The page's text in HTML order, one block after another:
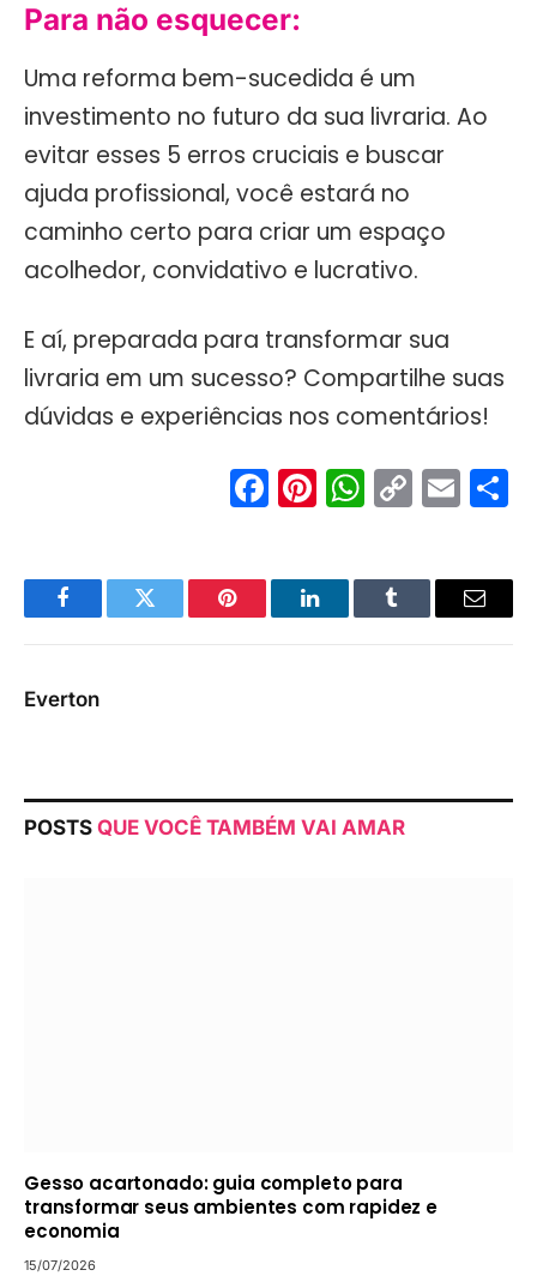
Para não esquecer:
Uma reforma bem-sucedida é um
investimento no futuro da sua livraria. Ao
evitar esses 5 erros cruciais e buscar
ajuda profissional, você estará no
caminho certo para criar um espaço
acolhedor, convidativo e lucrativo.
E aí, preparada para transformar sua
livraria em um sucesso? Compartilhe suas
dúvidas e experiências nos comentários!
Facebook
Pinterest
Copy
Link
FacebookTwitter Pinterest LinkedInTumblr Email
Everton
POSTS QUE VOCÊ TAMBÉM VAI AMAR
Gesso acartonado: guia completo para
transformar seus ambientes com rapidez e
economia
15/07/2026